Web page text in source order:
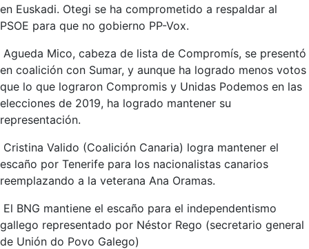
en Euskadi. Otegi se ha comprometido a respaldar al
PSOE para que no gobierno PP-Vox.
Agueda Mico, cabeza de lista de Compromís, se presentó
en coalición con Sumar, y aunque ha logrado menos votos
que lo que lograron Compromis y Unidas Podemos en las
elecciones de 2019, ha logrado mantener su
representación.
Cristina Valido (Coalición Canaria) logra mantener el
escaño por Tenerife para los nacionalistas canarios
reemplazando a la veterana Ana Oramas.
El BNG mantiene el escaño para el independentismo
gallego representado por Néstor Rego (secretario general
de Unión do Povo Galego)